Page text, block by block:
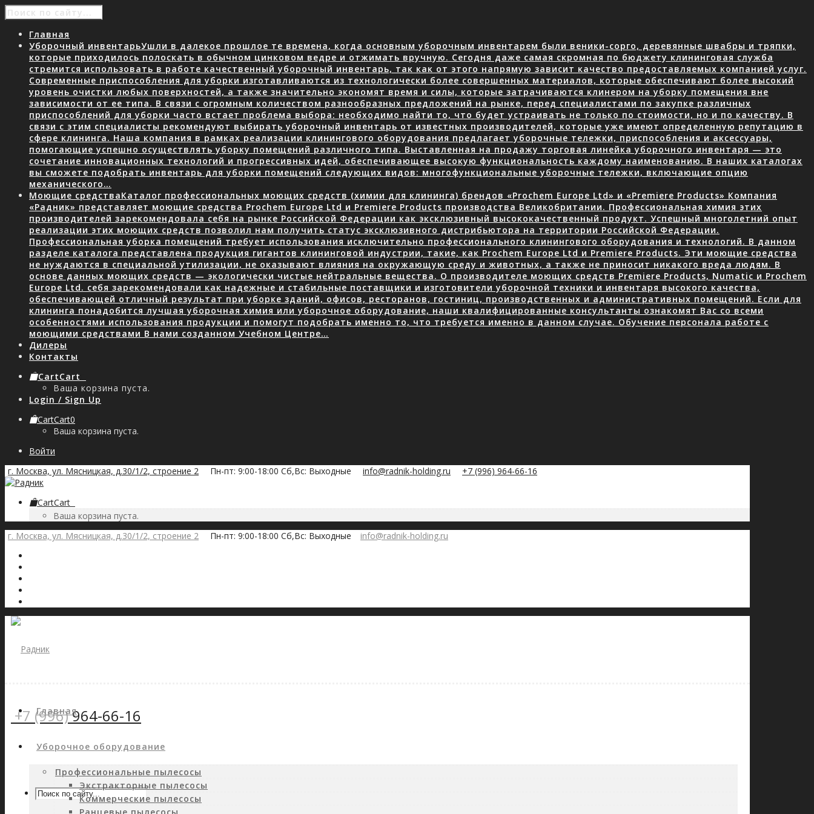
Главная
Уборочный инвентарьУшли в далекое прошлое те времена, когда основным уборочным инвентарем были веники-сорго, деревянные швабры и тряпки,
которые приходилось полоскать в обычном цинковом ведре и отжимать вручную. Сегодня даже самая скромная по бюджету клининговая служба
стремится использовать в работе качественный уборочный инвентарь, так как от этого напрямую зависит качество предоставляемых компанией услуг.
Современные приспособления для уборки изготавливаются из технологически более совершенных материалов, которые обеспечивают более высокий
уровень очистки любых поверхностей, а также значительно экономят время и силы, которые затрачиваются клинером на уборку помещения вне
зависимости от ее типа. В связи с огромным количеством разнообразных предложений на рынке, перед специалистами по закупке различных
приспособлений для уборки часто встает проблема выбора: необходимо найти то, что будет устраивать не только по стоимости, но и по качеству. В
связи с этим специалисты рекомендуют выбирать уборочный инвентарь от известных производителей, которые уже имеют определенную репутацию в
сфере клининга. Наша компания в рамках реализации клинингового оборудования предлагает уборочные тележки, приспособления и аксессуары,
помогающие успешно осуществлять уборку помещений различного типа. Выставленная на продажу торговая линейка уборочного инвентаря — это
сочетание инновационных технологий и прогрессивных идей, обеспечивающее высокую функциональность каждому наименованию. В наших каталогах
вы сможете подобрать инвентарь для уборки помещений следующих видов: многофункциональные уборочные тележки, включающие опцию
механического…
Моющие средстваКаталог профессиональных моющих средств (химии для клининга) брендов «Prochem Europe Ltd» и «Premiere Products» Компания
«Радник» представляет моющие средства Prochem Europe Ltd и Premiere Products производства Великобритании. Профессиональная химия этих
производителей зарекомендовала себя на рынке Российской Федерации как эксклюзивный высококачественный продукт. Успешный многолетний опыт
реализации этих моющих средств позволил нам получить статус эксклюзивного дистрибьютора на территории Российской Федерации.
Профессиональная уборка помещений требует использования исключительно профессионального клинингового оборудования и технологий. В данном
разделе каталога представлена продукция гигантов клининговой индустрии, такие, как Prochem Europe Ltd и Premiere Products. Эти моющие средства
не нуждаются в специальной утилизации, не оказывают влияния на окружающую среду и животных, а также не приносит никакого вреда людям. В
основе данных моющих средств — экологически чистые нейтральные вещества. О производителе моющих средств Premiere Products, Numatic и Prochem
Europe Ltd. себя зарекомендовали как надежные и стабильные поставщики и изготовители уборочной техники и инвентаря высокого качества,
обеспечивающей отличный результат при уборке зданий, офисов, ресторанов, гостиниц, производственных и административных помещений. Если для
клининга понадобится лучшая уборочная химия или уборочное оборудование, наши квалифицированные консультанты ознакомят Вас со всеми
особенностями использования продукции и помогут подобрать именно то, что требуется именно в данном случае. Обучение персонала работе с
моющими средствами В нами созданном Учебном Центре…
Дилеры
Контакты
CartCart
Ваша корзина пуста.
Login / Sign Up
CartCart0
Ваша корзина пуста.
Войти
г. Москва, ул. Мясницкая, д.30/1/2, строение 2
Пн-пт: 9:00-18:00 Сб,Вс: Выходные info@radnik-holding.ru +7 (996) 964-66-16
CartCart
Ваша корзина пуста.
г. Москва, ул. Мясницкая, д.30/1/2, строение 2
Пн-пт: 9:00-18:00 Сб,Вс: Выходные info@radnik-holding.ru
+7 (996)964-66-16
Главная
Уборочное оборудование
Профессиональные пылесосы
Экстракторные пылесосы
Коммерческие пылесосы